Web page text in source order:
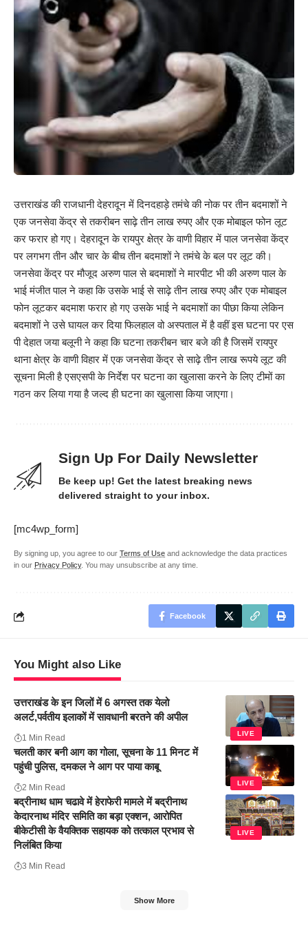
उत्तराखंड की राजधानी देहरादून में दिनदहाड़े तमंचे की नोक पर तीन बदमाशों ने
एक जनसेवा केंद्र से तकरीबन साढ़े तीन लाख रुपए और एक मोबाइल फोन लूट
कर फरार हो गए। देहरादून के रायपुर क्षेत्र के वाणी विहार में पाल जनसेवा केंद्र
पर लगभग तीन और चार के बीच तीन बदमाशों ने तमंचे के बल पर लूट की।
जनसेवा केंद्र पर मौजूद अरुण पाल से बदमाशों ने मारपीट भी की अरुण पाल के
भाई मंजीत पाल ने कहा कि उसके भाई से साढ़े तीन लाख रुपए और एक मोबाइल
फोन लूटकर बदमाश फरार हो गए उसके भाई ने बदमाशों का पीछा किया लेकिन
बदमाशों ने उसे घायल कर दिया फिलहाल वो अस्पताल में है वहीं इस घटना पर एस
पी देहात जया बलूनी ने कहा कि घटना तकरीबन चार बजे की है जिसमें रायपुर
थाना क्षेत्र के वाणी विहार में एक जनसेवा केंद्र से साढ़े तीन लाख रूपये लूट की
सूचना मिली है एसएसपी के निर्देश पर घटना का खुलासा करने के लिए टीमों का
गठन कर लिया गया है जल्द ही घटना का खुलासा किया जाएगा।
Sign Up For Daily Newsletter
Be keep up! Get the latest breaking news
delivered straight to your inbox.
[mc4wp_form]
By signing up, you agree to our Terms of Use and acknowledge the data practices
in our Privacy Policy. You may unsubscribe at any time.
Facebook
You Might also Like
LIVE
उत्तराखंड के इन जिलों में 6 अगस्त तक येलो
अलर्ट,पर्वतीय इलाकों में सावधानी बरतने की अपील
1 Min Read
LIVE
चलती कार बनी आग का गोला, सूचना के 11 मिनट में
पहुंची पुलिस, दमकल ने आग पर पाया काबू
2 Min Read
LIVE
बद्रीनाथ धाम चढावे में हेराफेरी मामले में बद्रीनाथ
केदारनाथ मंदिर समिति का बड़ा एक्शन, आरोपित
बीकेटीसी के वैयक्तिक सहायक को तत्काल प्रभाव से
निलंबित किया
3 Min Read
Show More